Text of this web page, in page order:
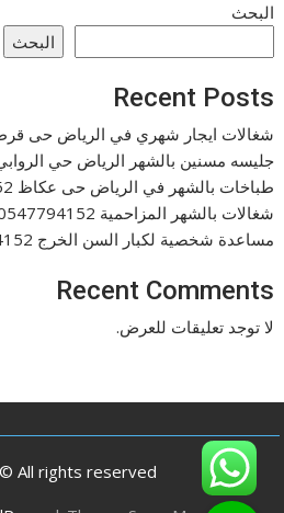
البحث
البحث
Recent Posts
شغالات ايجار شهري في الرياض حى قرطبه
جليسه مسنين بالشهر الرياض حي الروابي
طباخات بالشهر في الرياض حى عكاظ 0547794152
شغالات بالشهر المزاحمية 0547794152
مساعدة شخصية لكبار السن الخرج 0547794152
Recent Comments
لا توجد تعليقات للعرض.
All rights reserved